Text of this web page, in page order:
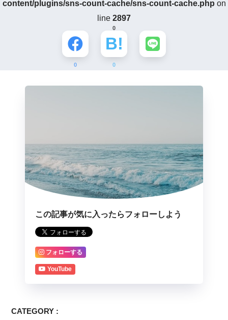
content/plugins/sns-count-cache/sns-count-cache.php on
line 2897
0
0 0
この記事が気に入ったらフォローしよう
フォローする
YouTube
CATEGORY :